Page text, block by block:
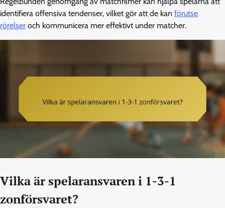
identifiera offensiva tendenser, vilket gör att de kan förutse
rörelser och kommunicera mer effektivt under matcher.
Vilka är spelaransvaren i 1-3-1
zonförsvaret?